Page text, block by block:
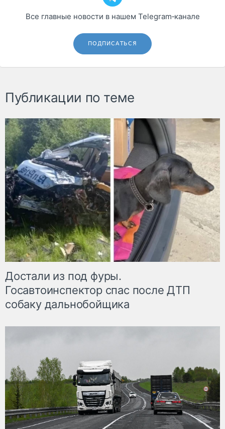
Все главные новости в нашем Telegram‑канале
ПОДПИСАТЬСЯ
Публикации по теме
Достали из под фуры.
Госавтоинспектор спас после ДТП
собаку дальнобойщика